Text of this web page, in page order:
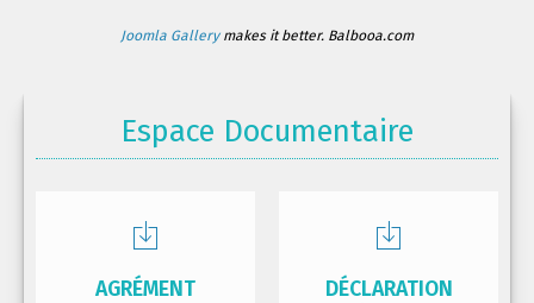
Joomla Gallerymakes it better. Balbooa.com
Espace Documentaire
AGRÉMENT
DÉCLARATION